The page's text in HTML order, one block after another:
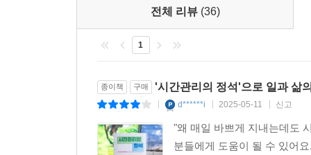
전체 리뷰 (36)
1
종이책 구매 '시간관리의 정석'으로 일과 삶
d******i 2025-05-11 신고
"왜 매일 바쁘게 지내는데도
분들에게 도움이 될 수 있어